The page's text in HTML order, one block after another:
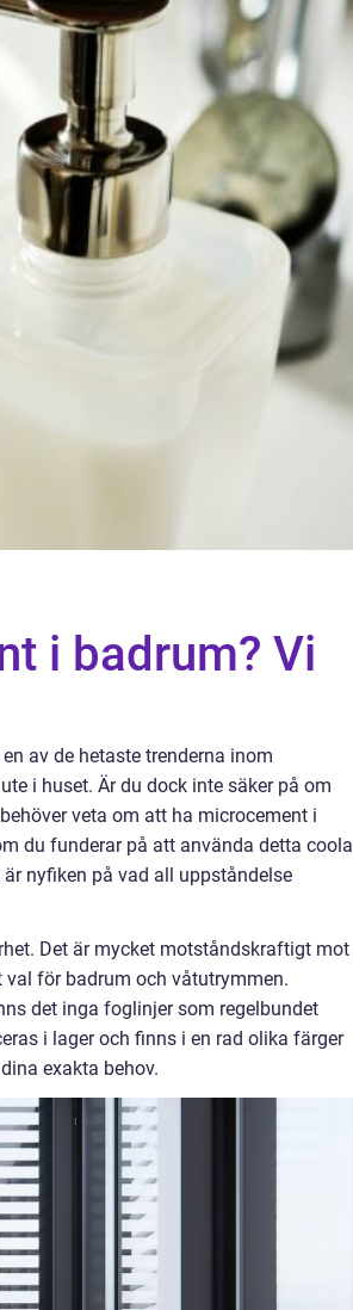
i badrum? Vi
av de hetaste trenderna inom
i huset. Är du dock inte säker på om
veta om att ha microcement i
du funderar på att använda detta coola
nyfiken på vad all uppståndelse
Det är mycket motståndskraftigt mot
för badrum och våtutrymmen.
det inga foglinjer som regelbundet
i lager och finns i en rad olika färger
exakta behov.